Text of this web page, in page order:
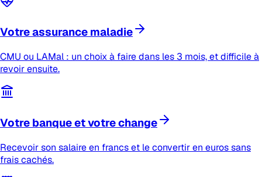
Votre assurance maladie
CMU ou LAMal : un choix à faire dans les 3 mois, et difficile à
revoir ensuite.
Votre banque et votre change
Recevoir son salaire en francs et le convertir en euros sans
frais cachés.